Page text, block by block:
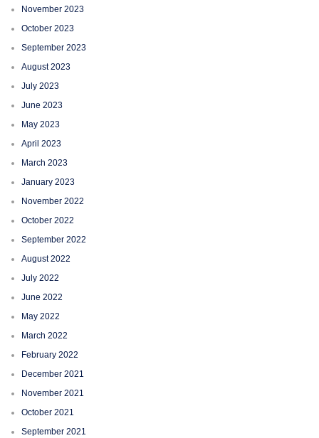
November 2023
October 2023
September 2023
August 2023
July 2023
June 2023
May 2023
April 2023
March 2023
January 2023
November 2022
October 2022
September 2022
August 2022
July 2022
June 2022
May 2022
March 2022
February 2022
December 2021
November 2021
October 2021
September 2021